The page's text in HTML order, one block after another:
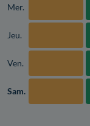
Mer.
Jeu.
Ven.
Sam.